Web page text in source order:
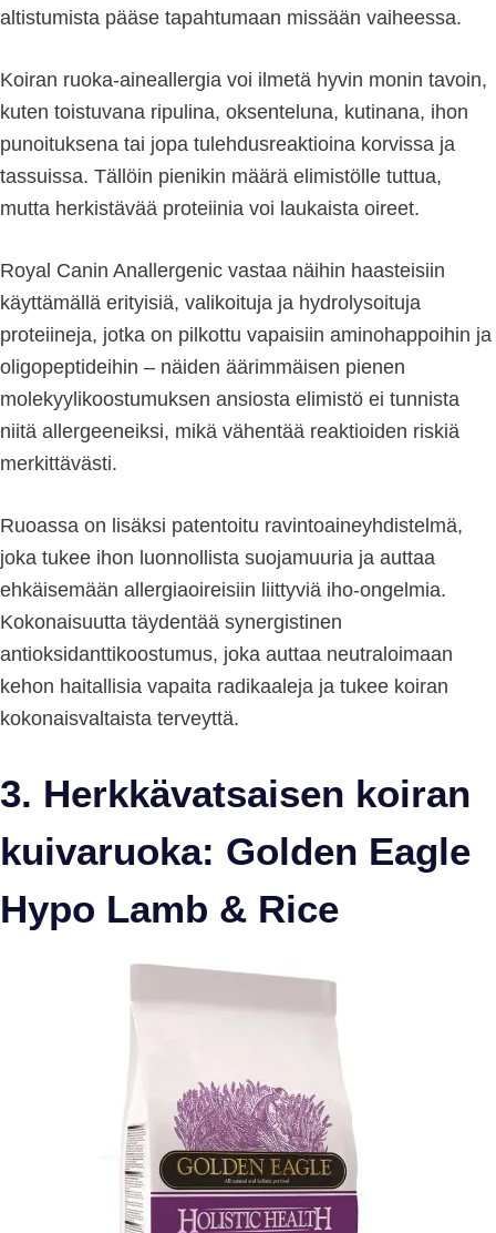
altistumista pääse tapahtumaan missään vaiheessa.
Koiran ruoka-aineallergia voi ilmetä hyvin monin tavoin,
kuten toistuvana ripulina, oksenteluna, kutinana, ihon
punoituksena tai jopa tulehdusreaktioina korvissa ja
tassuissa. Tällöin pienikin määrä elimistölle tuttua,
mutta herkistävää proteiinia voi laukaista oireet.
Royal Canin Anallergenic vastaa näihin haasteisiin
käyttämällä erityisiä, valikoituja ja hydrolysoituja
proteiineja, jotka on pilkottu vapaisiin aminohappoihin ja
oligopeptideihin – näiden äärimmäisen pienen
molekyylikoostumuksen ansiosta elimistö ei tunnista
niitä allergeeneiksi, mikä vähentää reaktioiden riskiä
merkittävästi.
Ruoassa on lisäksi patentoitu ravintoaineyhdistelmä,
joka tukee ihon luonnollista suojamuuria ja auttaa
ehkäisemään allergiaoireisiin liittyviä iho-ongelmia.
Kokonaisuutta täydentää synergistinen
antioksidanttikoostumus, joka auttaa neutraloimaan
kehon haitallisia vapaita radikaaleja ja tukee koiran
kokonaisvaltaista terveyttä.
3. Herkkävatsaisen koiran
kuivaruoka: Golden Eagle
Hypo Lamb & Rice